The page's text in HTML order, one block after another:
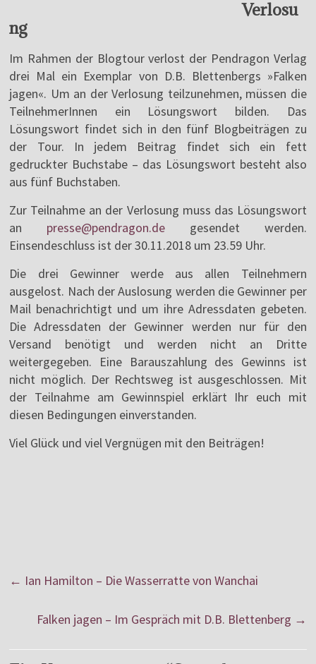
Verlosu
ng
Im Rahmen der Blogtour verlost der Pendragon Verlag
drei Mal ein Exemplar von D.B. Blettenbergs »Falken
jagen«. Um an der Verlosung teilzunehmen, müssen die
TeilnehmerInnen ein Lösungswort bilden. Das
Lösungswort findet sich in den fünf Blogbeiträgen zu
der Tour. In jedem Beitrag findet sich ein fett
gedruckter Buchstabe – das Lösungswort besteht also
aus fünf Buchstaben.
Zur Teilnahme an der Verlosung muss das Lösungswort
an presse@pendragon.de gesendet werden.
Einsendeschluss ist der 30.11.2018 um 23.59 Uhr.
Die drei Gewinner werde aus allen Teilnehmern
ausgelost. Nach der Auslosung werden die Gewinner per
Mail benachrichtigt und um ihre Adressdaten gebeten.
Die Adressdaten der Gewinner werden nur für den
Versand benötigt und werden nicht an Dritte
weitergegeben. Eine Barauszahlung des Gewinns ist
nicht möglich. Der Rechtsweg ist ausgeschlossen. Mit
der Teilnahme am Gewinnspiel erklärt Ihr euch mit
diesen Bedingungen einverstanden.
Viel Glück und viel Vergnügen mit den Beiträgen!
← Ian Hamilton – Die Wasserratte von Wanchai
Falken jagen – Im Gespräch mit D.B. Blettenberg →